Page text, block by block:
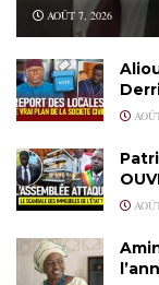
AOÛT 7, 2026